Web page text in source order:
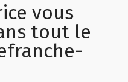
vous
tout le